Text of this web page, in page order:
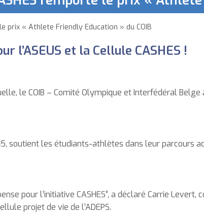
prix « Athlete Friendly Education » du COIB
l’ASEUS et la Cellule CASHES !
le COIB – Comité Olympique et Interfédéral
soutient les étudiants-athlètes dans leur parcours
pour l’initiative CASHES”, a déclaré Carrie
projet de vie de l’ADEPS.